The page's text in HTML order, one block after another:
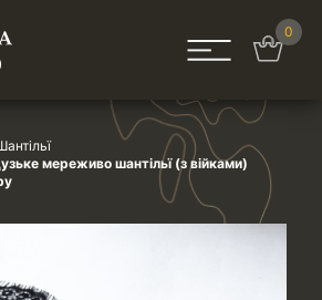
0
мереживо шантільї (з війками)